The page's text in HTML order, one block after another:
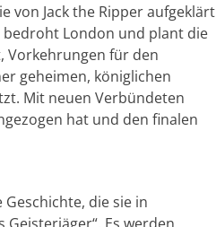
von Jack the Ripper aufgeklärt
bedroht London und plant die
Vorkehrungen für den
geheimen, königlichen
Mit neuen Verbündeten
hat und den finalen
die sie in